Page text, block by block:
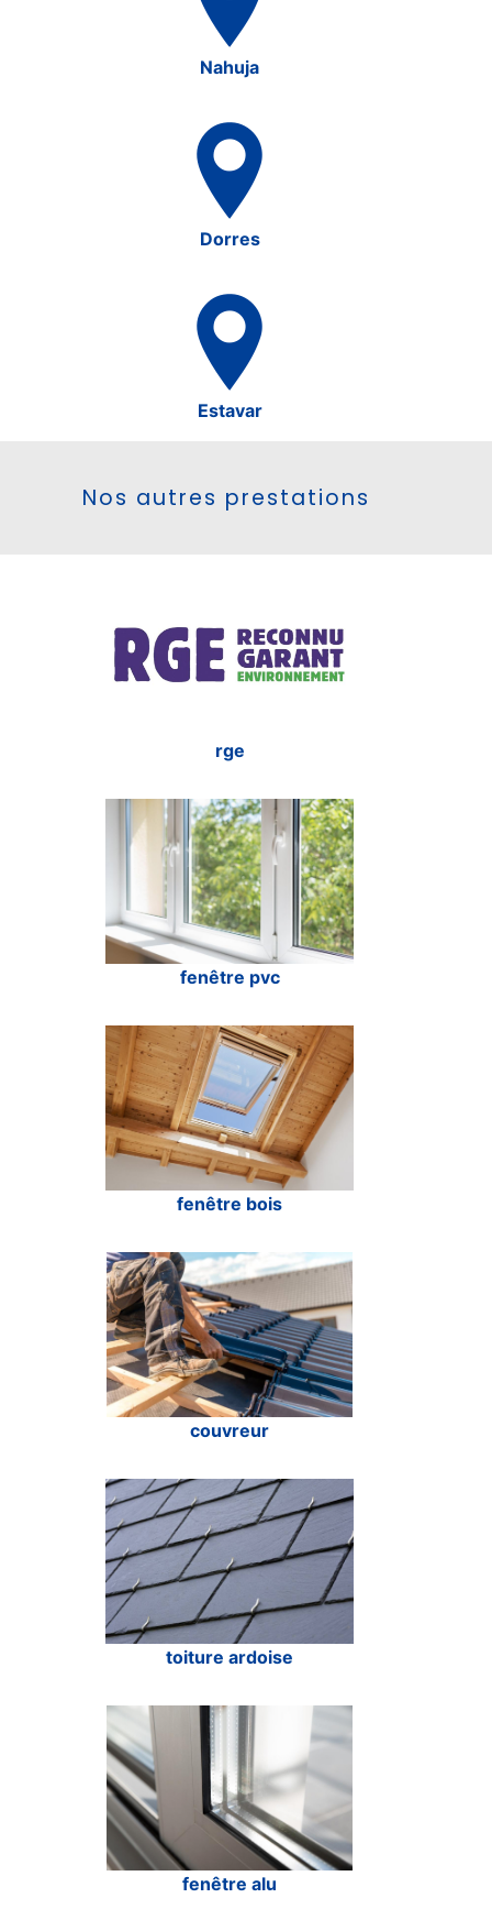
Nahuja
Dorres
Estavar
Nos autres prestations
rge
fenêtre pvc
fenêtre bois
couvreur
toiture ardoise
fenêtre alu